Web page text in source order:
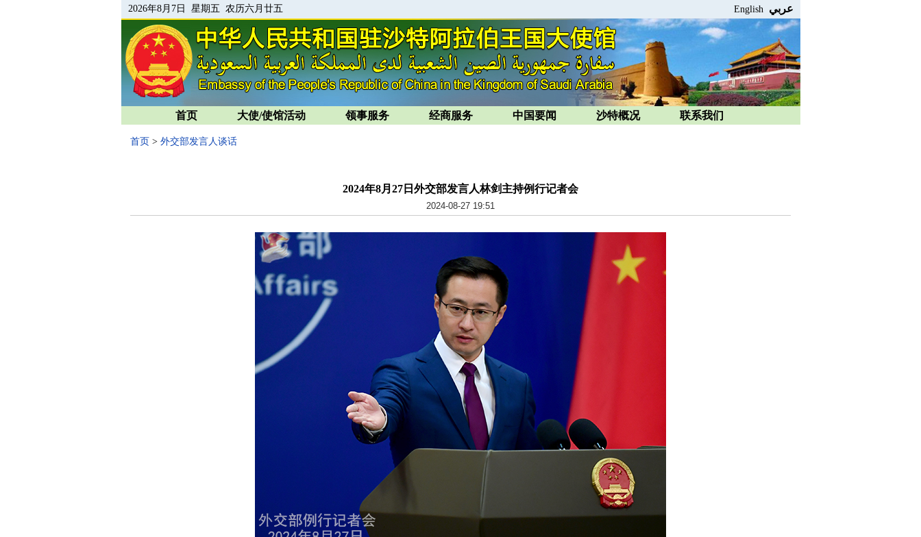
2026年8月7日 星期五 农历六月廿五 English عربي
首页 大使/使馆活动 领事服务 经商服务 中国要闻 沙特概况 联系我们
首页 > 外交部发言人谈话
2024年8月27日外交部发言人林剑主持例行记者会
2024-08-27 19:51